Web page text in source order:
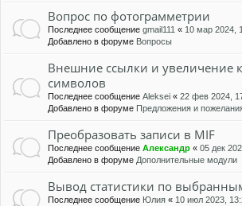
Вопрос по фотограмметрии
Последнее сообщение gmail111 « 10 мар 2024,
Добавлено в форуме Вопросы
Внешние ссылки и увеличение
символов
Последнее сообщение Aleksei « 22 фев 2024,
Добавлено в форуме Предложения и
Преобразовать записи в MIF
Последнее сообщение Александр « 05 дек
Добавлено в форуме Дополнительные модули
Вывод статистики по
Последнее сообщение Юлия « 10 июл 2023,